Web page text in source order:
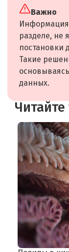
Важно
разделе, не
постановки
Такие
данных.